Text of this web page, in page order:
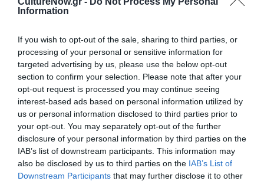
Information
If you wish to opt-out of the sale, sharing to third parties, or
processing of your personal or sensitive information for
targeted advertising by us, please use the below opt-out
section to confirm your selection. Please note that after your
opt-out request is processed you may continue seeing
interest-based ads based on personal information utilized by
us or personal information disclosed to third parties prior to
your opt-out. You may separately opt-out of the further
disclosure of your personal information by third parties on the
IAB’s list of downstream participants. This information may
also be disclosed by us to third parties on the IAB’s List of
Downstream Participants that may further disclose it to other
Newsletter
Κάθε βδομάδα στο e-mail σας τα τελευταία νέα για
την Τέχνη και τον Πολιτισμό!
Ακολουθήστε το Culturenow.gr